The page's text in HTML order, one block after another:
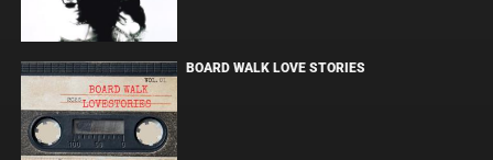
BOARD WALK LOVE STORIES